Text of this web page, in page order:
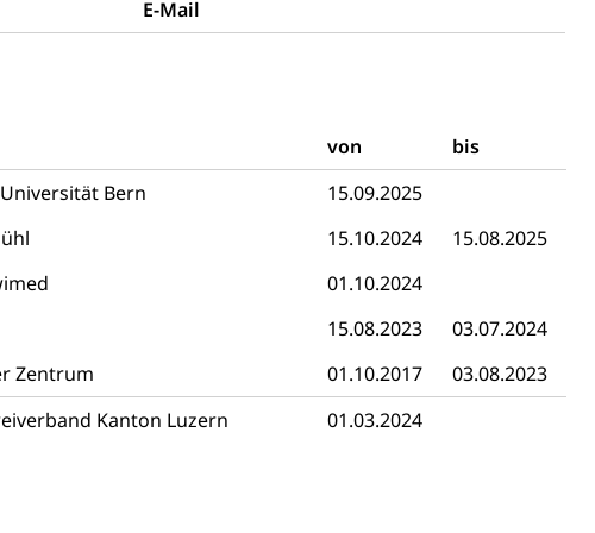
E-Mail
von
bis
Bern
15.09.2025
15.10.2024
15.08.2025
01.10.2024
15.08.2023
03.07.2024
Zentrum
01.10.2017
03.08.2023
Kanton Luzern 01.03.2024
politische Parteien, Grundfreiheiten, Pluralismus
Vermögenssteuer, Verrechnungssteuer, Quellensteuer,
Kirchensteuer, Gewerbesteuer, Vergnügungssteuer,
und Kapitalsteuer